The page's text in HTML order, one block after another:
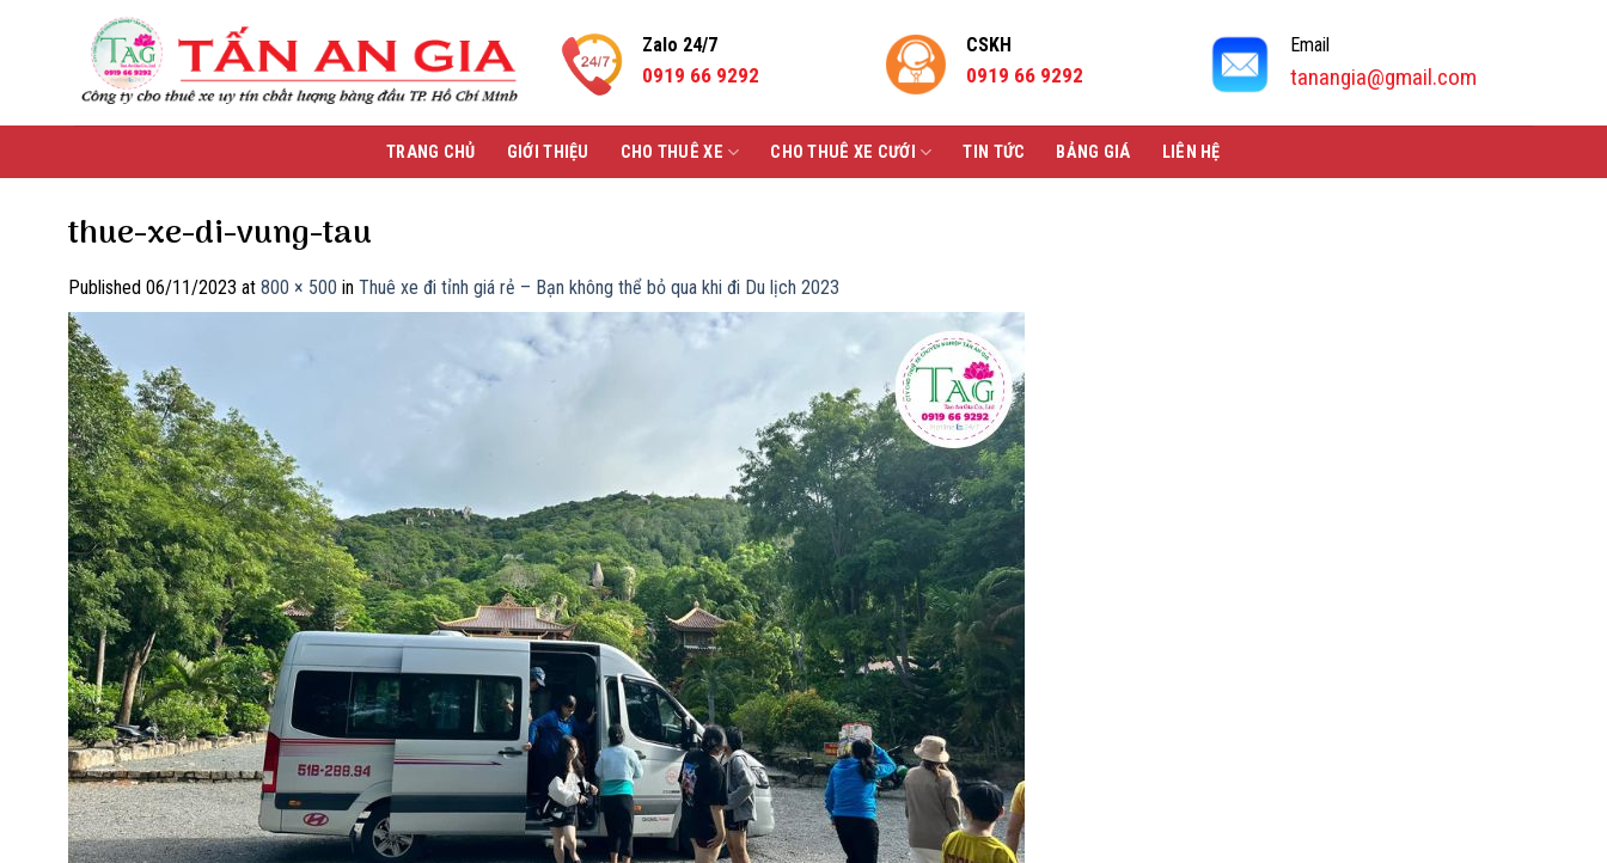
Zalo 24/7
0919 66 9292
CSKH
0919 66 9292
Email
tanangia@gmail.com
TRANG CHỦ GIỚI THIỆU CHO THUÊ XE CHO THUÊ XE CƯỚI TIN TỨC BẢNG GIÁ LIÊN HỆ
thue-xe-di-vung-tau
Published 06/11/2023 at 800 × 500 in Thuê xe đi tỉnh giá rẻ – Bạn không thể bỏ qua khi đi Du lịch 2023